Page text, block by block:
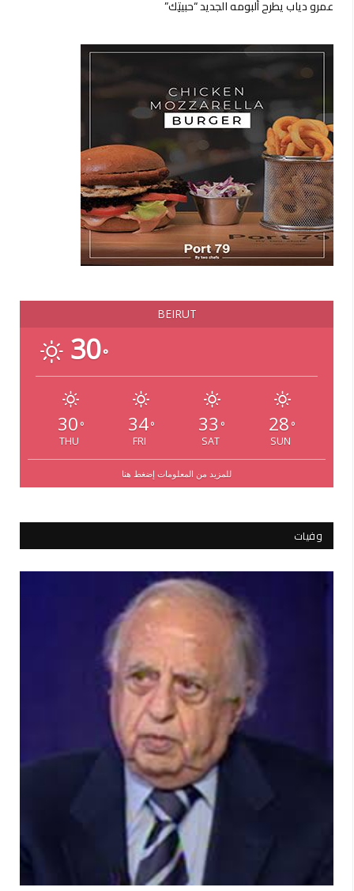
عمرو دياب يطرح ألبومه الجديد “حبيتِك”
BEIRUT
30°
30 °
THU
34°
FRI
33 °
SAT
28 °
SUN
للمزيد من المعلومات إضغط هنا
وفيات